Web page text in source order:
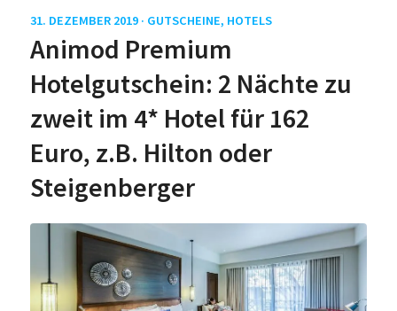
31. DEZEMBER 2019 · GUTSCHEINE, HOTELS
Animod Premium
Hotelgutschein: 2 Nächte zu
zweit im 4* Hotel für 162
Euro, z.B. Hilton oder
Steigenberger